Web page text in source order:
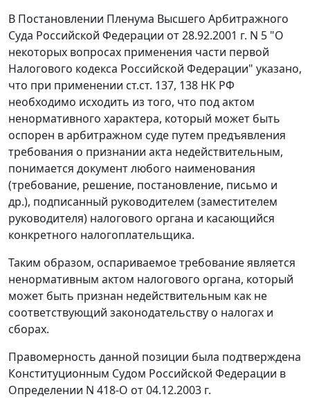
В Постановлении Пленума Высшего Арбитражного
Суда Российской Федерации от 28.92.2001 г. N 5 "О
некоторых вопросах применения части первой
Налогового кодекса Российской Федерации" указано,
что при применении ст.ст. 137, 138 НК РФ
необходимо исходить из того, что под актом
ненормативного характера, который может быть
оспорен в арбитражном суде путем предъявления
требования о признании акта недействительным,
понимается документ любого наименования
(требование, решение, постановление, письмо и
др.), подписанный руководителем (заместителем
руководителя) налогового органа и касающийся
конкретного налогоплательщика.
Таким образом, оспариваемое требование является
ненормативным актом налогового органа, который
может быть признан недействительным как не
соответствующий законодательству о налогах и
сборах.
Правомерность данной позиции была подтверждена
Конституционным Судом Российской Федерации в
Определении N 418-О от 04.12.2003 г.